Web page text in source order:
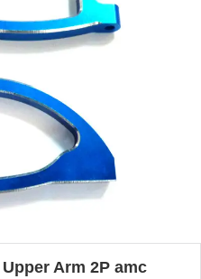
Arm 2P amc